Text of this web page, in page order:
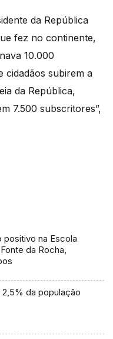
da República
fez no continente,
10.000
cidadãos subirem a
da República,
7.500 subscritores”,
positivo na Escola
da Rocha,
da população